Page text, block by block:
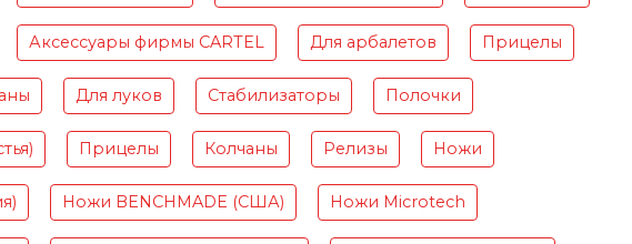
Аксессуары фирмы CARTEL Для арбалетов Прицелы
Для луков Стабилизаторы Полочки
Прицелы Колчаны Релизы Ножи
Ножи BENCHMADE (США) Ножи Microtech